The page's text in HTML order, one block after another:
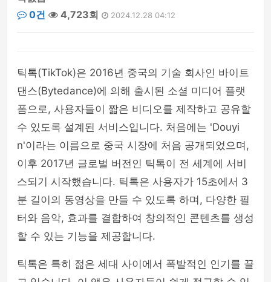
drugoe
linux
my-life
no-sql
php
0건
4,723회 2024.12.28 04:12
틱톡(TikTok)은 2016년 중국의 기술 회사인 바이트
댄스(Bytedance)에 의해 출시된 소셜 미디어 플랫
폼으로, 사용자들이 짧은 비디오를 제작하고 공유할
수 있도록 설계된 서비스입니다. 처음에는 'Douyi
n'이라는 이름으로 중국 시장에 처음 공개되었으며,
이후 2017년 글로벌 버전인 틱톡이 전 세계에 서비
스되기 시작했습니다. 틱톡은 사용자가 15초에서 3
분 길이의 동영상을 만들 수 있도록 하며, 다양한 필
터와 음악, 효과를 결합하여 창의적인 콘텐츠를 생성
할 수 있는 기능을 제공합니다.
틱톡은 특히 젊은 세대 사이에서 폭발적인 인기를 끌